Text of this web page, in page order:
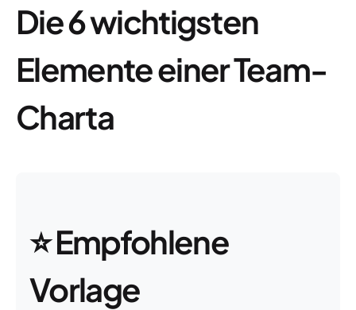
Die 6 wichtigsten
Elemente einer Team-
Charta
⭐ Empfohlene
Vorlage